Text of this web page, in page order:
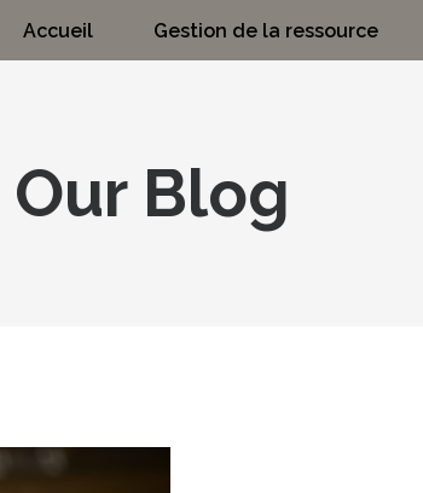
Accueil Gestion de la ressource
Our Blog